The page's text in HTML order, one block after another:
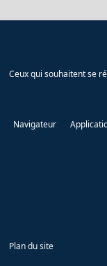
Ceux qui souhaitent se
Navigateur
Plan du site